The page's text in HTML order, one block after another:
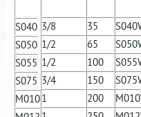
S040 3/8 35
S050 1/2 65
S055 1/2 100
S075 3/4 150
M0101 200